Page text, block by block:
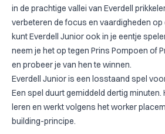
in de prachtige vallei van Everdell
verbeteren de focus en vaardigheden op
kunt Everdell Junior ook in je eentje
neem je het op tegen Prins Pompoen of
en probeer je van hen te winnen.
Everdell Junior is een losstaand spel
Een spel duurt gemiddeld dertig minuten.
leren en werkt volgens het worker
building-principe.